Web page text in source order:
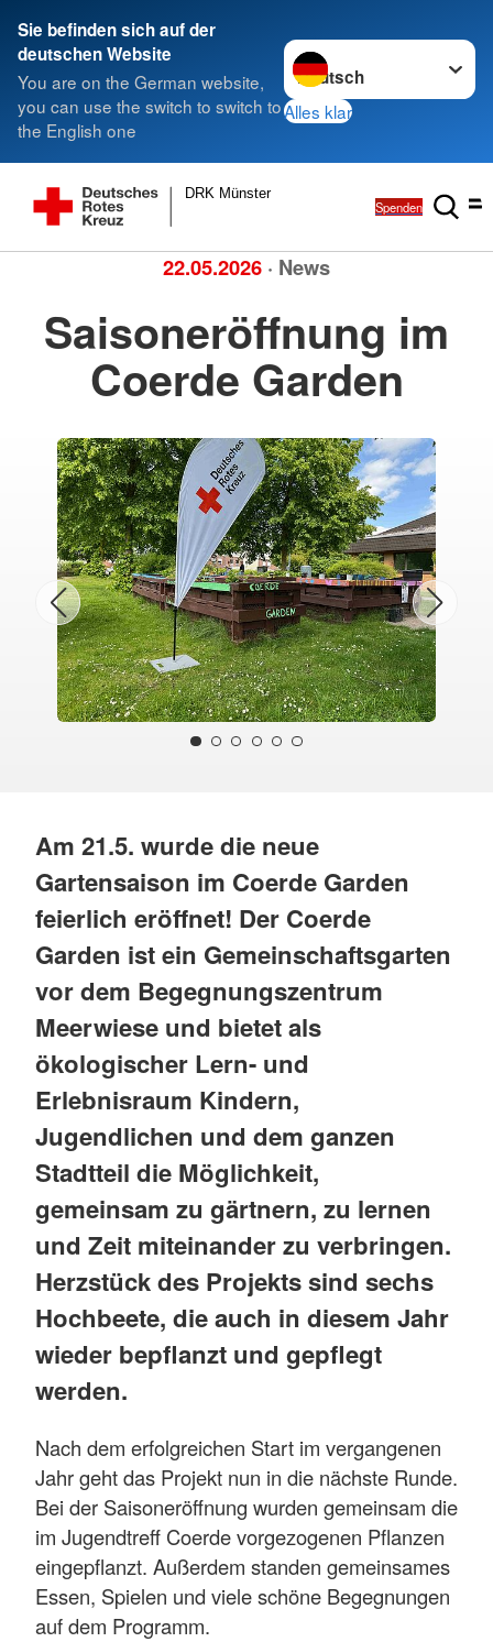
Sie befinden sich auf der
deutschen Website
You are on the German website,
you can use the switch to switch to
the English one
Sprache wechseln zu
Alles klar
DRK Münster
Spenden
22.05.2026 · News
Saisoneröffnung im
Coerde Garden
Am 21.5. wurde die neue
Gartensaison im Coerde Garden
feierlich eröffnet! Der Coerde
Garden ist ein Gemeinschaftsgarten
vor dem Begegnungszentrum
Meerwiese und bietet als
ökologischer Lern- und
Erlebnisraum Kindern,
Jugendlichen und dem ganzen
Stadtteil die Möglichkeit,
gemeinsam zu gärtnern, zu lernen
und Zeit miteinander zu verbringen.
Herzstück des Projekts sind sechs
Hochbeete, die auch in diesem Jahr
wieder bepflanzt und gepflegt
werden.
Nach dem erfolgreichen Start im vergangenen
Jahr geht das Projekt nun in die nächste Runde.
Bei der Saisoneröffnung wurden gemeinsam die
im Jugendtreff Coerde vorgezogenen Pflanzen
eingepflanzt. Außerdem standen gemeinsames
Essen, Spielen und viele schöne Begegnungen
auf dem Programm.